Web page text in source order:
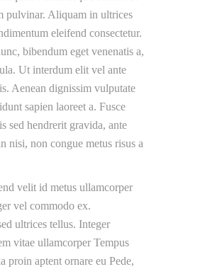
pulvinar. Aliquam in ultrices
eleifend consectetur.
bibendum eget venenatis a,
Ut interdum elit vel ante
Aenean dignissim vulputate
sapien laoreet a. Fusce
sed hendrerit gravida, ante
nisi, non congue metus risus a
velit id metus ullamcorper
vel commodo ex.
ultrices tellus. Integer
vitae ullamcorper Tempus
proin aptent ornare eu Pede,